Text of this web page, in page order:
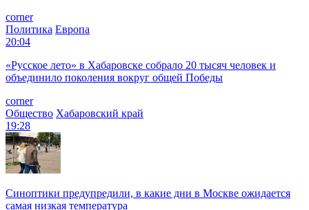
corner
Политика Европа
20:04
«Русское лето» в Хабаровске собрало 20 тысяч человек и
объединило поколения вокруг общей Победы
corner
Общество Хабаровский край
19:28
Синоптики предупредили, в какие дни в Москве ожидается
самая низкая температура